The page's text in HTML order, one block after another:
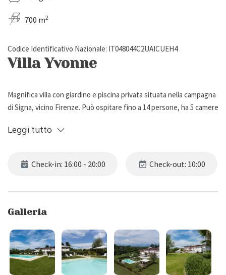
700 m2
Codice Identificativo Nazionale: IT048044C2UAICUEH4
Villa Yvonne
Magnifica villa con giardino e piscina privata situata nella campagna
di Signa, vicino Firenze. Può ospitare fino a 14 persone, ha 5 camere
La proprietà dispone di un giardino privato ben curato con prato e
altro parcheggio scoperto a disposizione degli ospiti di fronte al
cancello d’ingresso della villa.
Gli spazi esterni sono impreziositi da una bellissima piscina
recintata (12 x 7 m, profondità da 1,20 a 2,50 m), aperta da Maggio a
Settembre e attrezzata con lettini, ombrelloni, doccia esterna e
Leggi tutto
Check-in: 16:00 - 20:00 Check-out: 10:00
Galleria